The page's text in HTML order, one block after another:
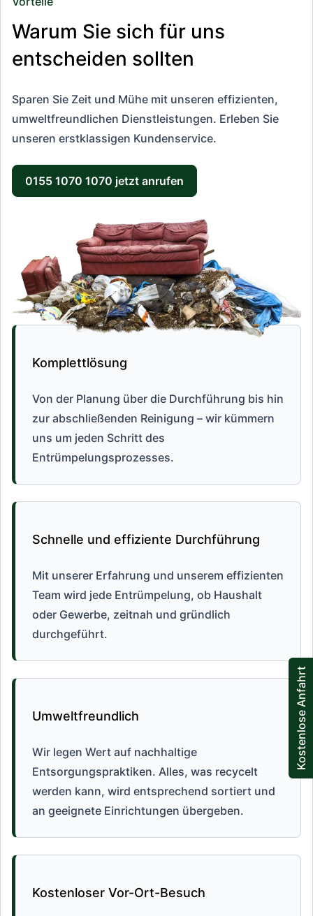
Komplettlösung
Von der Planung über die Durchführung bis hin
zur abschließenden Reinigung – wir kümmern
uns um jeden Schritt des
Entrümpelungsprozesses.
Schnelle und effiziente Durchführung
Mit unserer Erfahrung und unserem effizienten
Team wird jede Entrümpelung, ob Haushalt
oder Gewerbe, zeitnah und gründlich
durchgeführt.
Umweltfreundlich
Wir legen Wert auf nachhaltige
Entsorgungspraktiken. Alles, was recycelt
werden kann, wird entsprechend sortiert und
an geeignete Einrichtungen übergeben.
Kostenloser Vor-Ort-Besuch
Warum Sie sich für uns
entscheiden sollten
Sparen Sie Zeit und Mühe mit unseren effizienten,
umweltfreundlichen Dienstleistungen. Erleben Sie
unseren erstklassigen Kundenservice.
0155 1070 1070 jetzt anrufen
Kostenlose Anfahrt